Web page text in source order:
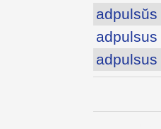
adpulsŭs
adpulsus
adpulsus